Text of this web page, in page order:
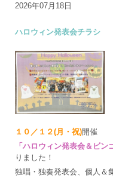
2026年07月18日
ハロウィン発表会チラシ
１０／１２(月・祝)開催
「ハロウィン発表会＆ビン
りました！
独唱・独奏発表会、個人＆